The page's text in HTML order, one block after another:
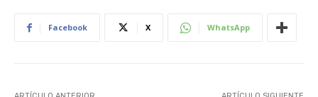
Facebook X WhatsApp